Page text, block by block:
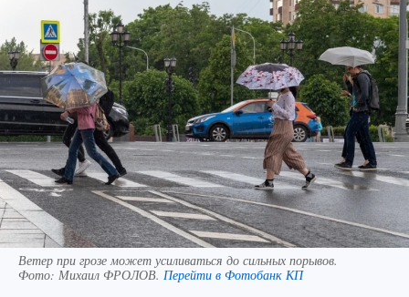
Ветер при грозе может усиливаться до сильных порывов.
Фото: Михаил ФРОЛОВ. Перейти в Фотобанк КП